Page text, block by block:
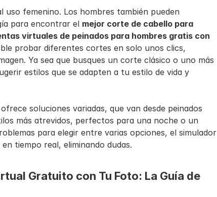
uso femenino. Los hombres también pueden
para encontrar el mejor corte de cabello para
virtuales de peinados para hombres gratis con
probar diferentes cortes en solo unos clics,
Ya sea que busques un corte clásico o uno más
estilos que se adapten a tu estilo de vida y
soluciones variadas, que van desde peinados
más atrevidos, perfectos para una noche o un
para elegir entre varias opciones, el simulador
tiempo real, eliminando dudas.
Gratuito con Tu Foto: La Guía de